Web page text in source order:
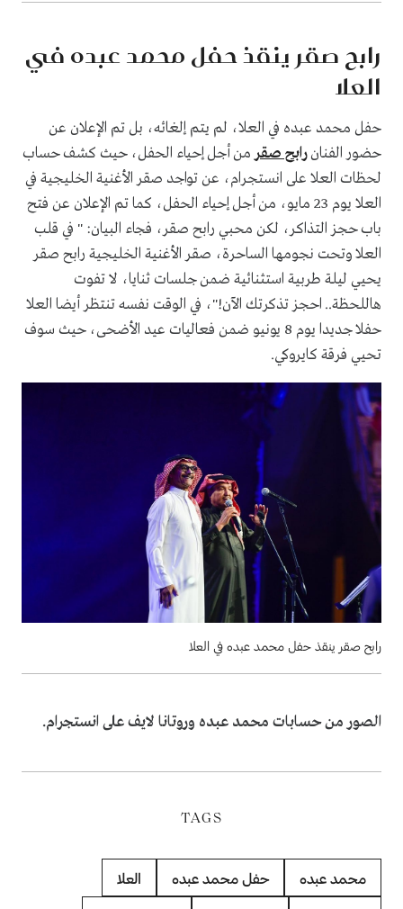
رابح صقر ينقذ حفل محمد عبده في
العلا
حفل محمد عبده في العلا، لم يتم إلغائه، بل تم الإعلان عن
حضور الفنانرابح صقر من أجل إحياء الحفل، حيث كشف حساب
لحظات العلا على انستجرام، عن تواجد صقر الأغنية الخليجية في
العلا يوم 23 مايو، من أجل إحياء الحفل، كما تم الإعلان عن فتح
باب حجز التذاكر، لكن محبي رابح صقر، فجاء البيان: " في قلب
العلا وتحت نجومها الساحرة، صقر الأغنية الخليجية رابح صقر
يحيي ليلة طربية استثنائية ضمن جلسات ثنايا، لا تفوت
هاللحظة.. احجز تذكرتك الآن!"، في الوقت نفسه تنتظر أيضا العلا
حفلا جديدا يوم 8 يونيو ضمن فعاليات عيد الأضحى، حيث سوف
تحيي فرقة كايروكي.
رابح صقر ينقذ حفل محمد عبده في العلا
الصور من حسابات محمد عبده وروتانا لايف على انستجرام.
TAGS
محمد عبده حفل محمد عبده العلا